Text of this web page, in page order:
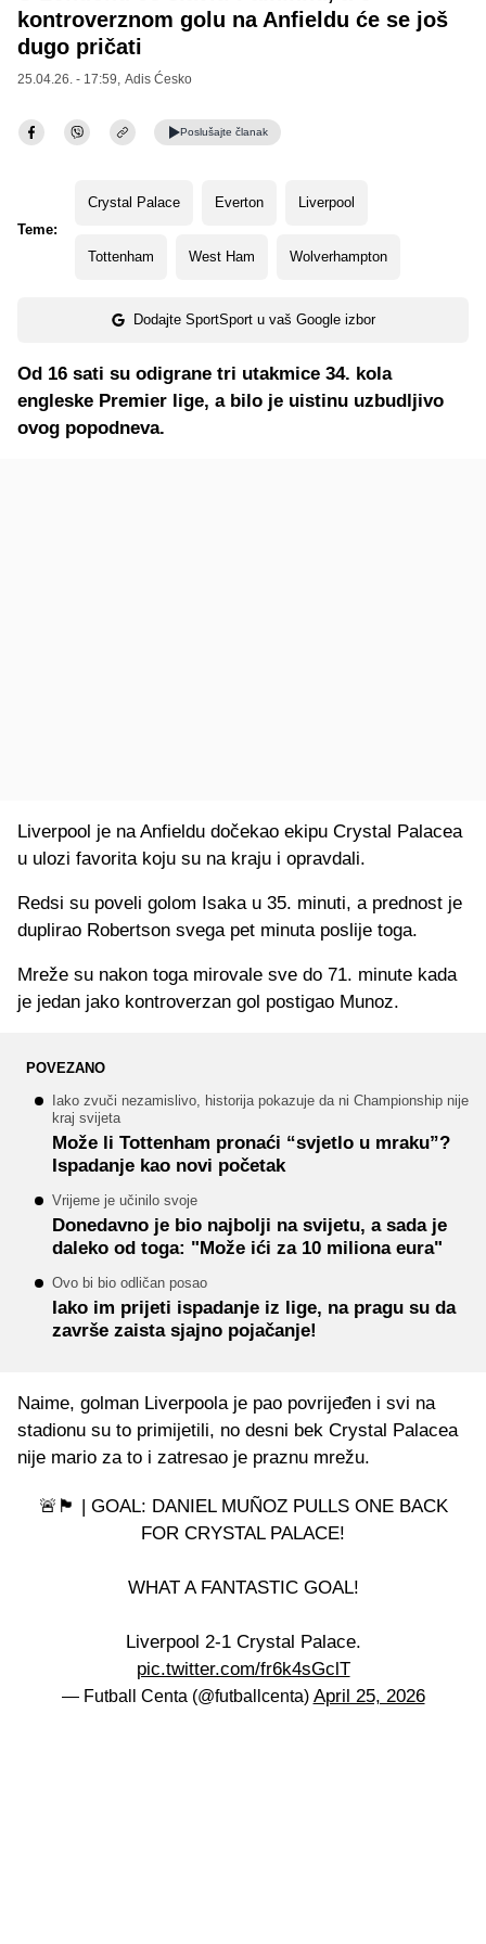
kontroverznom golu na Anfieldu će se još
dugo pričati
25.04.26. - 17:59, Adis Ćesko
Poslušajte članak
Teme:
Crystal Palace Everton Liverpool
Tottenham West Ham Wolverhampton
Dodajte SportSport u vaš Google izbor
Od 16 sati su odigrane tri utakmice 34. kola
engleske Premier lige, a bilo je uistinu uzbudljivo
ovog popodneva.
Liverpool je na Anfieldu dočekao ekipu Crystal Palacea
u ulozi favorita koju su na kraju i opravdali.
Redsi su poveli golom Isaka u 35. minuti, a prednost je
duplirao Robertson svega pet minuta poslije toga.
Mreže su nakon toga mirovale sve do 71. minute kada
je jedan jako kontroverzan gol postigao Munoz.
POVEZANO
Iako zvuči nezamislivo, historija pokazuje da ni Championship nije
kraj svijeta
Može li Tottenham pronaći “svjetlo u mraku”?
Ispadanje kao novi početak
Vrijeme je učinilo svoje
Donedavno je bio najbolji na svijetu, a sada je
daleko od toga: "Može ići za 10 miliona eura"
Ovo bi bio odličan posao
Iako im prijeti ispadanje iz lige, na pragu su da
završe zaista sjajno pojačanje!
Naime, golman Liverpoola je pao povrijeđen i svi na
stadionu su to primijetili, no desni bek Crystal Palacea
nije mario za to i zatresao je praznu mrežu.
🚨🏴󠁧󠁢󠁥󠁮󠁧󠁿 | GOAL: DANIEL MUÑOZ PULLS ONE BACK
FOR CRYSTAL PALACE!
WHAT A FANTASTIC GOAL!
Liverpool 2-1 Crystal Palace.
pic.twitter.com/fr6k4sGclT
— Futball Centa (@futballcenta) April 25, 2026